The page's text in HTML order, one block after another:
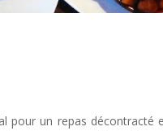
pour un repas décontracté